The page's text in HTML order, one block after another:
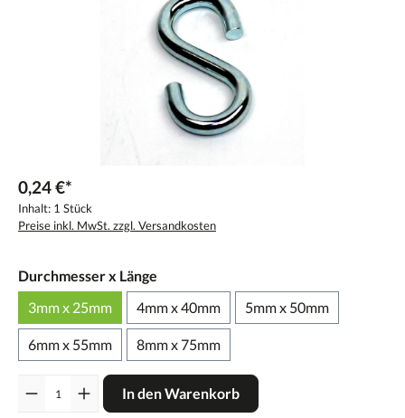
0,24 €*
Inhalt: 1 Stück
Preise inkl. MwSt. zzgl. Versandkosten
Durchmesser x Länge
3mm x 25mm
4mm x 40mm 5mm x 50mm
6mm x 55mm 8mm x 75mm
In den Warenkorb